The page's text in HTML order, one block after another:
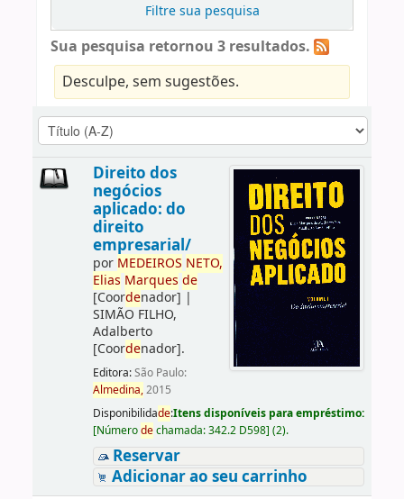
Filtre sua pesquisa
Sua pesquisa retornou 3 resultados.
Desculpe, sem sugestões.
Direito dos
negócios
aplicado: do
direito
empresarial/
por MEDEIROS NETO,
Elias Marques de
[Coordenador] |
SIMÃO FILHO,
Adalberto
[Coordenador].
Editora:São Paulo:
Almedina,2015
Disponibilidade:Itens disponíveis para empréstimo:
[Númerodechamada:342.2 D598] (2).
Reservar
Adicionar ao seu carrinho